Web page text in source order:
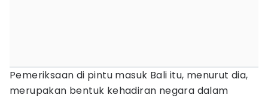
Pemeriksaan di pintu masuk Bali itu, menurut dia,
merupakan bentuk kehadiran negara dalam